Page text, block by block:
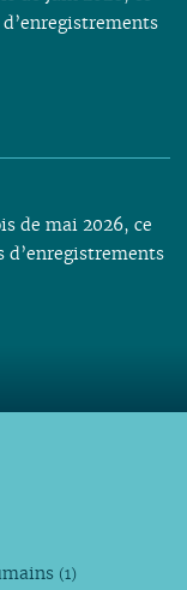
de mai 2026, ce
d’enregistrements
(1)